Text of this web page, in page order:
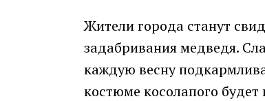
Жители города станут
задабривания медведя.
каждую весну
костюме косолапого